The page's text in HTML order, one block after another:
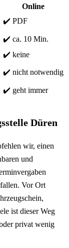
Online
✔️ PDF
✔️ ca. 10 Min.
✔️ keine
✔️ nicht notwendig
✔️ geht immer
Düren
wir, einen
und
Vor Ort
ist dieser Weg
privat wenig